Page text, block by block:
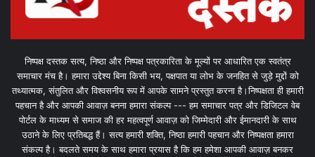
निष्पक्ष दस्तक सत्य, निष्ठा और निष्पक्ष पत्रकारिता के मूल्यों पर आधारित एक स्वतंत्र
समाचार मंच है। हमारा उद्देश्य बिना किसी भय, पक्षपात या लोभ के जनहित से जुड़े मुद्दों को
तथ्यात्मक, संतुलित और विश्वसनीय रूप में आपके सामने प्रस्तुत करना है।निष्पक्षता ही हमारी
पहचान है और आपकी आवाज़ बनना हमारा संकल्प --- हम समाचार पत्र और डिजिटल वेब
पोर्टल के माध्यम से समाज की हर महत्वपूर्ण आवाज़ को जिम्मेदारी और ईमानदारी के साथ
उठाने के लिए प्रतिबद्ध हैं। सत्य हमारी शक्ति, निष्ठा हमारी पहचान और निष्पक्षता हमारा
संकल्प है। बदलते समय के साथ हमारा प्रयास है कि हम हमेशा आपकी आवाज़ बनकर